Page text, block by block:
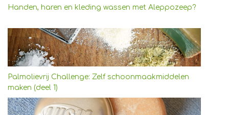
Handen, haren en kleding wassen met Aleppozeep?
Palmolievrij Challenge: Zelf schoonmaakmiddelen
maken (deel 1)